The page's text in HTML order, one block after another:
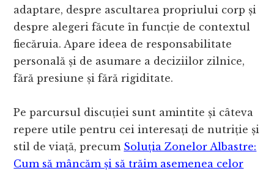
adaptare, despre ascultarea propriului corp și
despre alegeri făcute în funcție de contextul
fiecăruia. Apare ideea de responsabilitate
personală și de asumare a deciziilor zilnice,
fără presiune și fără rigiditate.
Pe parcursul discuției sunt amintite și câteva
repere utile pentru cei interesați de nutriție și
stil de viață, precum Soluția Zonelor Albastre:
Cum să mâncăm și să trăim asemenea celor